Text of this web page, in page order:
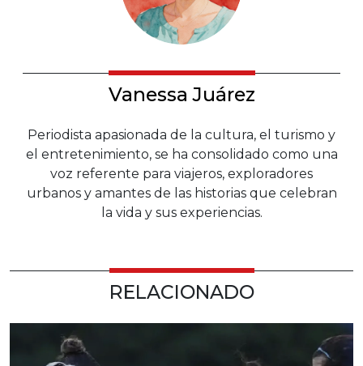
Vanessa Juárez
Periodista apasionada de la cultura, el turismo y
el entretenimiento, se ha consolidado como una
voz referente para viajeros, exploradores
urbanos y amantes de las historias que celebran
la vida y sus experiencias.
RELACIONADO